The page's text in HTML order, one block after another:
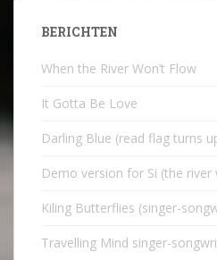
BERICHTEN
When the River Won’t Flow
It Gotta Be Love
Darling Blue (read flag turns
Demo version for Si (the river
Kiling Butterflies (singer-
Travelling Mind singer-